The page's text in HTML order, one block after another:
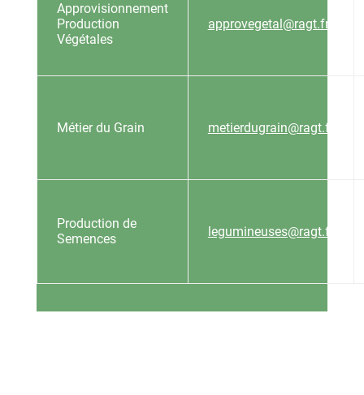
Approvisionnement
Production
Végétales
approvegetal@ragt.fr
Métier du Grain metierdugrain@ragt.fr
Production de
Semences
legumineuses@ragt.fr